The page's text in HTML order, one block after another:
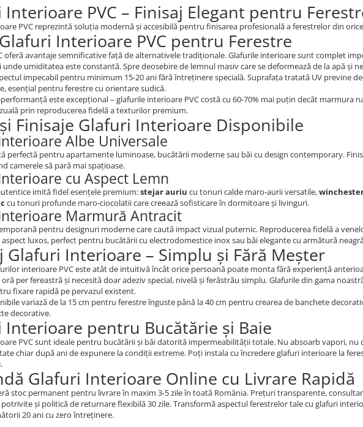
PVC – Finisaj Elegant pentru
PVC reprezintă soluția modernă și accesibilă pentru finisarea profesională a ferestrelor din
Interioare PVC pentru Ferestre
oferă avantaje semnificative față de alternativele tradiționale. Glafurile interioare sunt complet
unde umiditatea este constantă. Spre deosebire de lemnul masiv care se deformează de la apă și
impecabil pentru minimum 15-20 ani fără întreținere specială. Suprafața tratată UV previne
esențial pentru ferestre cu orientare sudică.
este excepțional – glafurile interioare PVC costă cu 60-70% mai puțin decât marmura
prin reproducerea fidelă a texturilor premium.
Finisaje Glafuri Interioare Disponibile
Albe Universale
perfectă pentru apartamente luminoase, bucătării moderne sau băi cu design contemporary.
camerele să pară mai spațioase.
cu Aspect Lemn
imită fidel esențele premium:stejar auriu cu tonuri calde maro-aurii versatile,
cu tonuri profunde maro-ciocolatii care creează sofisticare în dormitoare și livinguri.
Marmură Antracit
pentru designuri moderne care caută impact vizual puternic. Reproducerea fidelă a
aspect luxos, perfect pentru bucătării cu electrodomestice inox sau băi elegante cu armătură
Glafuri Interioare – Simplu și Fără Meșter
interioare PVC este atât de intuitivă încât orice persoană poate monta fără experiență
per fereastră și necesită doar adeziv special, nivelă și ferăstrău simplu. Glafurile din gama
fixare rapidă pe pervazul existent.
variază de la 15 cm pentru ferestre înguste până la 40 cm pentru crearea de banchete
decorative.
Interioare pentru Bucătărie și Baie
PVC sunt ideale pentru bucătării și băi datorită impermeabilității totale. Nu absoarb vapori, nu
chiar după ani de expunere la condiții extreme. Poți instala cu încredere glafuri interioare la
Glafuri Interioare Online cu Livrare Rapidă
stoc permanent pentru livrare în maxim 3-5 zile în toată România. Prețuri transparente,
și politică de returnare flexibilă 30 zile. Transformă aspectul ferestrelor tale cu glafuri
20 ani cu zero întreținere.